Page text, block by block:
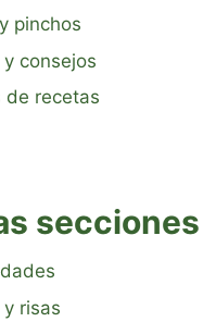
pinchos
consejos
de recetas
secciones
risas